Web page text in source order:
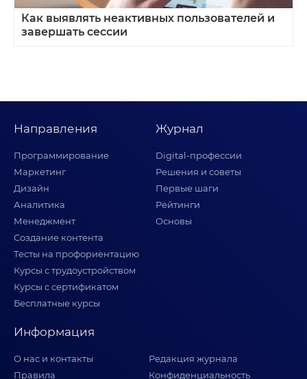
Как выявлять неактивных пользователей и
завершать сессии
Направления
Программирование
Маркетинг
Дизайн
Аналитика
Менеджмент
Создание контента
Тесты на профориентацию
Курсы с трудоустройством
Курсы с сертификатом
Бесплатные курсы
Журнал
Digital-профессии
Решения и советы
Первые шаги
Рейтинги
Основы
Информация
О нас и контакты
Редакция журнала
Правила
Конфиденциальность